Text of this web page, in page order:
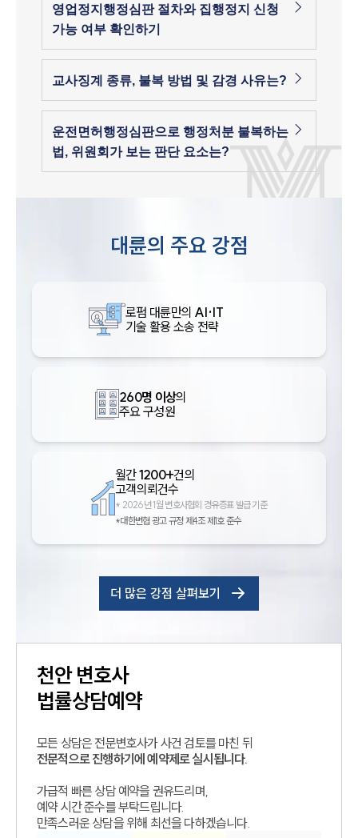
영업정지행정심판 절차와 집행정지 신청
가능 여부 확인하기
교사징계 종류, 불복 방법 및 감경 사유는?
운전면허행정심판으로 행정처분 불복하는
법, 위원회가 보는 판단 요소는?
대륜의 주요 강점
로펌 대륜만의 AI·IT
기술 활용 소송 전략
260명 이상의
주요 구성원
월간1200+건의
고객의뢰건수
* 2026년 1월 변호사협회 경유증표 발급 기준
*대한변협 광고 규정 제4조 제1호 준수
더 많은 강점 살펴보기
천안변호사
법률상담예약
모든 상담은 전문변호사가 사건 검토를 마친 뒤
전문적으로 진행하기에 예약제로 실시됩니다.
가급적 빠른 상담 예약을 권유드리며,
예약 시간 준수를 부탁드립니다.
만족스러운 상담을 위해 최선을 다하겠습니다.